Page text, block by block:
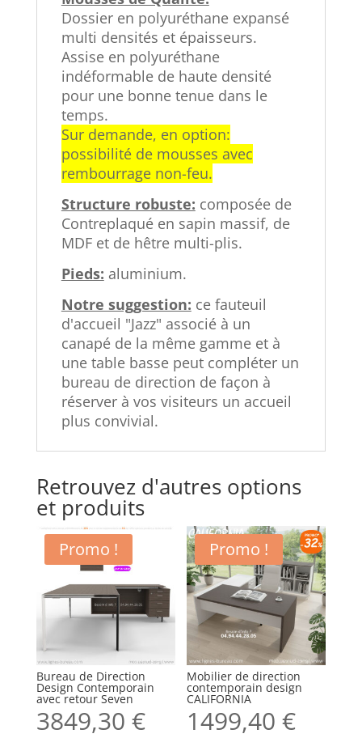
Dossier en polyuréthane expansé
multi densités et épaisseurs.
Assise en polyuréthane
indéformable de haute densité
pour une bonne tenue dans le
temps.
Sur demande, en option:
possibilité de mousses avec
rembourrage non-feu.
Structure robuste: composée de
Contreplaqué en sapin massif, de
MDF et de hêtre multi-plis.
Pieds: aluminium.
Notre suggestion: ce fauteuil
d'accueil "Jazz" associé à un
canapé de la même gamme et à
une table basse peut compléter un
bureau de direction de façon à
réserver à vos visiteurs un accueil
plus convivial.
Retrouvez d'autres options
et produits
Promo !
Bureau de Direction
Design Contemporain
avec retour Seven
3849,30 €
Promo !
Mobilier de direction
contemporain design
CALIFORNIA
1499,40€